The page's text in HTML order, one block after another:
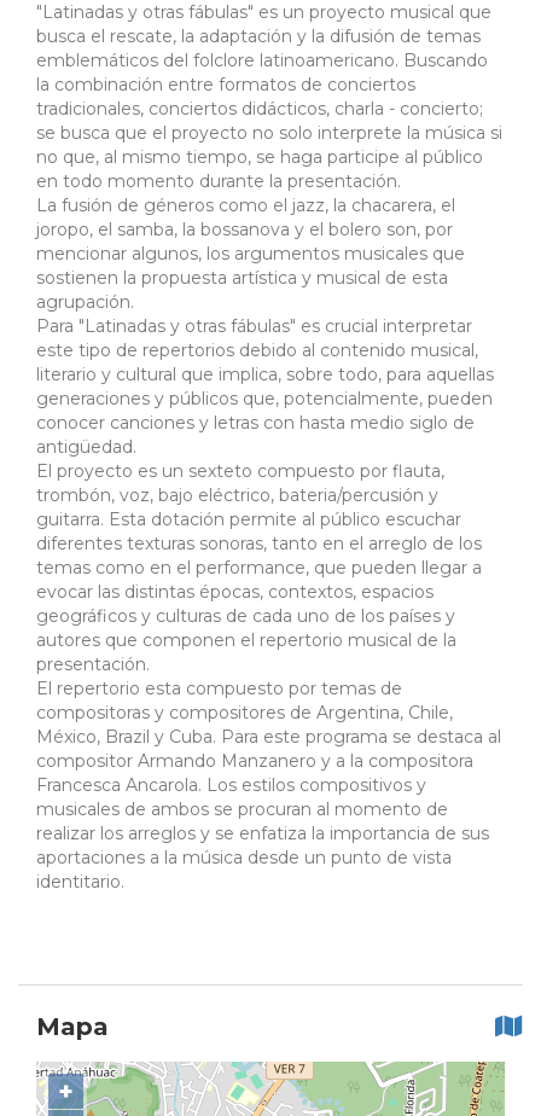
"Latinadas y otras fábulas" es un proyecto musical que
busca el rescate, la adaptación y la difusión de temas
emblemáticos del folclore latinoamericano. Buscando
la combinación entre formatos de conciertos
tradicionales, conciertos didácticos, charla - concierto;
se busca que el proyecto no solo interprete la música si
no que, al mismo tiempo, se haga participe al público
en todo momento durante la presentación.
La fusión de géneros como el jazz, la chacarera, el
joropo, el samba, la bossanova y el bolero son, por
mencionar algunos, los argumentos musicales que
sostienen la propuesta artística y musical de esta
agrupación.
Para "Latinadas y otras fábulas" es crucial interpretar
este tipo de repertorios debido al contenido musical,
literario y cultural que implica, sobre todo, para aquellas
generaciones y públicos que, potencialmente, pueden
conocer canciones y letras con hasta medio siglo de
antigüedad.
El proyecto es un sexteto compuesto por flauta,
trombón, voz, bajo eléctrico, bateria/percusión y
guitarra. Esta dotación permite al público escuchar
diferentes texturas sonoras, tanto en el arreglo de los
temas como en el performance, que pueden llegar a
evocar las distintas épocas, contextos, espacios
geográficos y culturas de cada uno de los países y
autores que componen el repertorio musical de la
presentación.
El repertorio esta compuesto por temas de
compositoras y compositores de Argentina, Chile,
México, Brazil y Cuba. Para este programa se destaca al
compositor Armando Manzanero y a la compositora
Francesca Ancarola. Los estilos compositivos y
musicales de ambos se procuran al momento de
realizar los arreglos y se enfatiza la importancia de sus
aportaciones a la música desde un punto de vista
identitario.
Mapa
+